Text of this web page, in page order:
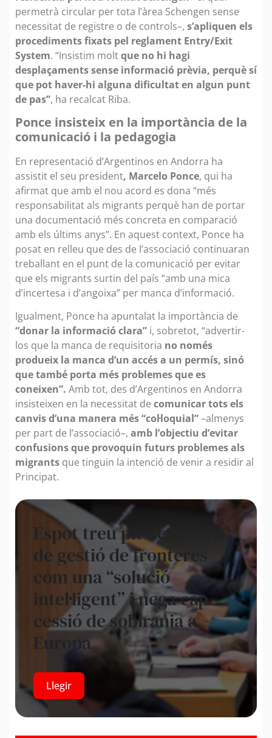
permetrà circular per tota l’àrea Schengen sense
necessitat de registre o de controls–, s’apliquen els
procediments fixats pel reglament Entry/Exit
System. “Insistim moltque no hi hagi
desplaçaments sense informació prèvia, perquè sí
que pot haver-hi alguna dificultat en algun punt
de pas”, ha recalcat Riba.
Ponce insisteix en la importància de la
comunicació i la pedagogia
En representació d’Argentinos en Andorra ha
assistit el seu president, Marcelo Ponce, qui ha
afirmat que amb el nou acord es dona “més
responsabilitat als migrants perquè han de portar
una documentació més concreta en comparació
amb els últims anys”. En aquest context, Ponce ha
posat en relleu que des de l’associació continuaran
treballant en el punt de la comunicació per evitar
que els migrants surtin del país “amb una mica
d’incertesa i d’angoixa” per manca d’informació.
Igualment, Ponce ha apuntalat la importància de
“donar la informació clara” i, sobretot, “advertir-
los que la manca de requisitoria no només
produeix la manca d’un accés a un permís, sinó
que també porta més problemes que es
coneixen”. Amb tot, des d’Argentinos en Andorra
insisteixen en la necessitat de comunicar tots els
canvis d’una manera més “col·loquial”–almenys
per part de l’associació–, amb l’objectiu d’evitar
confusions que provoquin futurs problemes als
migrants que tinguin la intenció de venir a residir al
Principat.
Espot treu pit de l’acord
de gestió de fronteres
com una “solució
intel·ligent” i nega cap
cessió de sobirania a
Europa
Llegir